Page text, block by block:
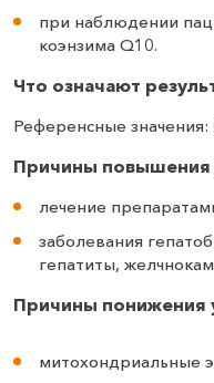
при наблюдении
коэнзима Q10.
Что означают
Референсные значения:
Причины повышения
лечение
заболевания
гепатиты,
Причины понижения
митохондриальные